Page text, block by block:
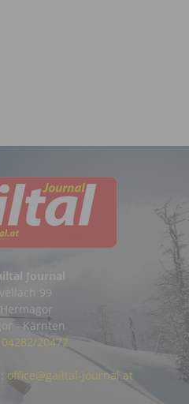
Journal
99
- Kärnten
04282/20472
office@gailtal-journal.at